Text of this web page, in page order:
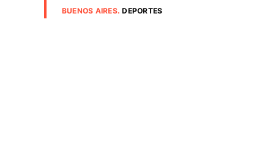
BUENOS AIRES.DEPORTES